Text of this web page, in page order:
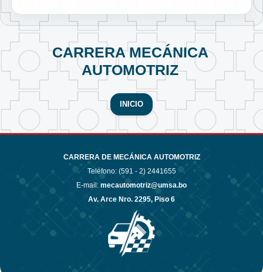
CARRERA MECÁNICA
AUTOMOTRIZ
INICIO
CARRERA DE MECÁNICA AUTOMOTRIZ
Teléfono: (591 - 2) 2441655
E-mail: mecautomotriz@umsa.bo
Av. Arce Nro. 2295, Piso 6